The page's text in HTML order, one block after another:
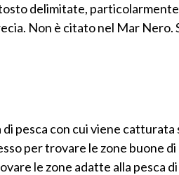
delimitate,
Non è citato nel Mar Nero.
pesca con cui viene
per trovare le zone buone
le zone adatte alla pesca